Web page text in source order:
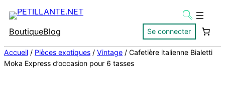
BoutiqueBlog Se connecter
Accueil / Pièces exotiques / Vintage / Cafetière italienne Bialetti
Moka Express d’occasion pour 6 tasses